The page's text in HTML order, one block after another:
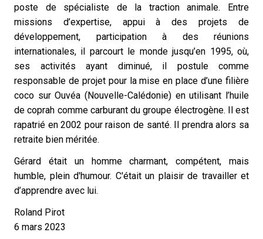
poste de spécialiste de la traction animale. Entre
missions d’expertise, appui à des projets de
développement, participation à des réunions
internationales, il parcourt le monde jusqu’en 1995, où,
ses activités ayant diminué, il postule comme
responsable de projet pour la mise en place d’une filière
coco sur Ouvéa (Nouvelle-Calédonie) en utilisant l’huile
de coprah comme carburant du groupe électrogène. Il est
rapatrié en 2002 pour raison de santé. Il prendra alors sa
retraite bien méritée.
Gérard était un homme charmant, compétent, mais
humble, plein d'humour. C'était un plaisir de travailler et
d’apprendre avec lui.
Roland Pirot
6 mars 2023